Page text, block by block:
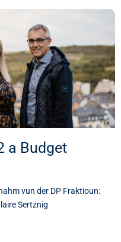
a Budget
vun der DP Fraktioun:
Sertznig